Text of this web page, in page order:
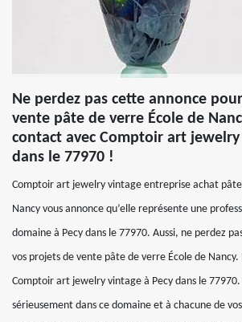
Ne perdez pas cette annonce
vente pâte de verre École de
contact avec Comptoir art jewelry
dans le 77970 !
Comptoir art jewelry vintage entreprise achat
Nancy vous annonce qu’elle représente une
domaine à Pecy dans le 77970. Aussi, ne perdez
vos projets de vente pâte de verre École de
Comptoir art jewelry vintage à Pecy dans le
sérieusement dans ce domaine et à chacune de